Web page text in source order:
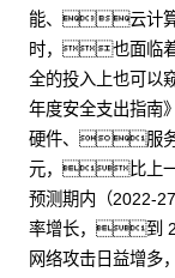
能、云计算
时，也面临
全的投入上也可
年度安全支出指
硬件、服务
元，比上
预测期内（2022-
率增长，到
网络攻击日益增